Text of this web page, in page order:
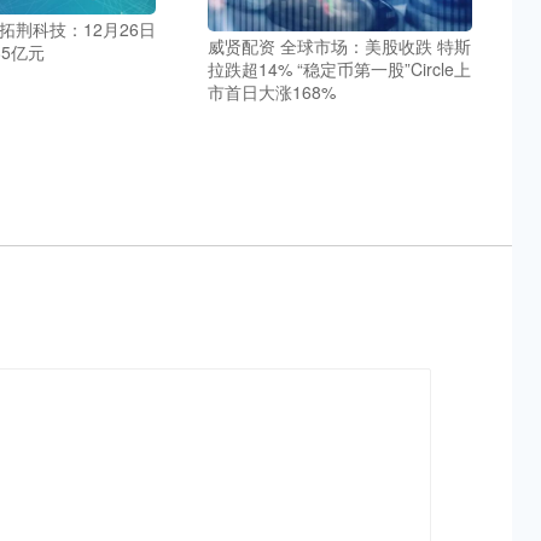
荆科技：12月26日
亿元
威贤配资 全球市场：美股收跌 特斯
拉跌超14% “稳定币第一股”Circle上
市首日大涨168%